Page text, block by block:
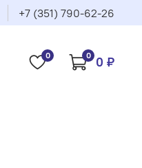
+7 (351) 790-62-26
0 0 0 ₽